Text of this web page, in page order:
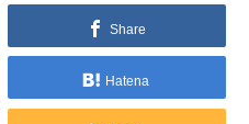
Share
Hatena